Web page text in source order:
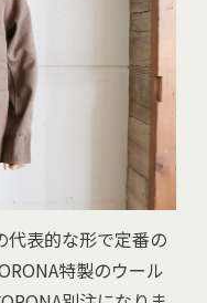
表的な形で定番の
特製のウール